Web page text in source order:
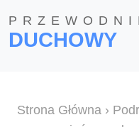
DUCHOWY
Strona Główna ›